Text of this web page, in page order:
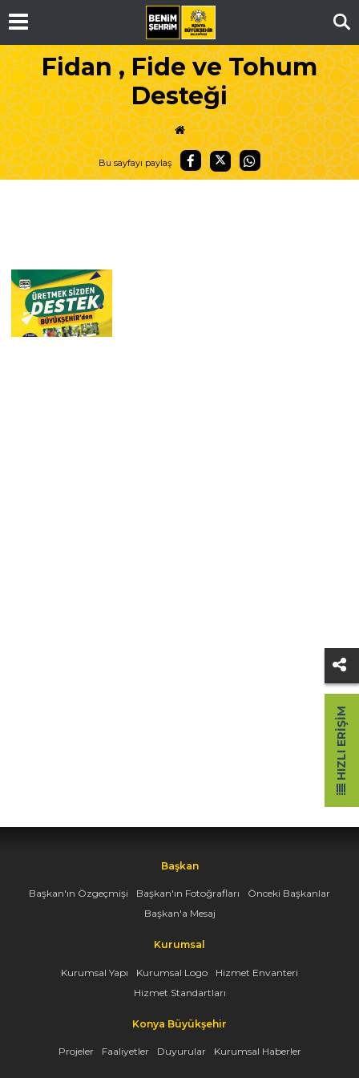
Fidan , Fide ve Tohum
Desteği
Bu sayfayı paylaş
Başkan
Başkan'ın Özgeçmişi Başkan'ın Fotoğrafları
Önceki Başkanlar
Başkan'a Mesaj
Kurumsal
Kurumsal Yapı Kurumsal Logo
Hizmet Envanteri
Hizmet Standartları
Konya Büyükşehir
Projeler Faaliyetler Duyurular Kurumsal Haberler
HIZLI ERIŞIM